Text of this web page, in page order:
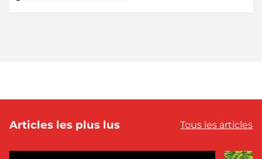
Articles les plus lus Tous les articles